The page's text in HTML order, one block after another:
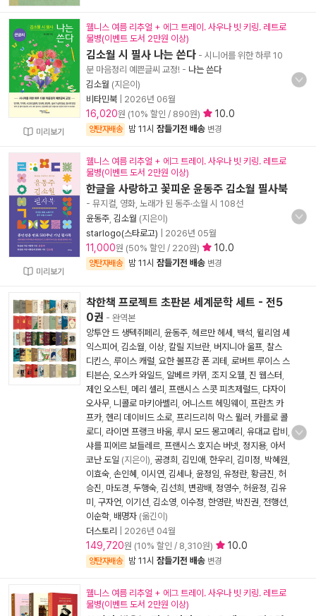
미리보기
웰니스 여름 리추얼 + 에그 트레이. 사우나 빗 키링. 레트로
물병(이벤트 도서 2만원 이상)
김소월 시 필사 나는 쓴다 - 시니어를 위한 하루 10
분 마음정리 예쁜글씨 교정! - 나는 쓴다
김소월 (지은이)
비타민북
2026년 06월
16,020원 (10% 할인 / 890원) 10.0
양탄자배송 밤 11시 잠들기전 배송 변경
미리보기
웰니스 여름 리추얼 + 에그 트레이. 사우나 빗 키링. 레트로
물병(이벤트 도서 2만원 이상)
한글을 사랑하고 꽃피운 윤동주 김소월 필사북
- 뮤지컬, 영화, 노래가 된 동주·소월 시 108선
윤동주 김소월 (지은이)
starlogo(스타로고)
2026년 05월
11,000원 (50% 할인 / 220원) 10.0
양탄자배송 밤 11시 잠들기전 배송 변경
착한책 프로젝트 초판본 세계문학 세트 - 전5
0권 - 완역본
앙투안 드 생텍쥐페리 윤동주 헤르만 헤세 백석 윌리엄 셰
익스피어 김소월 이상 칼릴 지브란, 버지니아 울프 찰스
디킨스 루이스 캐럴 요한 볼프강 폰 괴테
로버트 루이스 스
티븐슨 오스카 와일드 알베르 카뮈 조지 오웰 진 웹스터
제인 오스틴 메리 셸리 프랜시스 스콧 피츠제럴드 다자이
오사무 니콜로 마키아벨리 어니스트 헤밍웨이
프란츠 카
프카, 헨리 데이비드 소로 프리드리히 막스 뮐러 카를로 콜
로디
라이먼 프랭크 바움 루시 모드 몽고메리 유대교 랍비
샤를 피에르 보들레르 프랜시스 호지슨 버넷 정지용, 아서
코난 도일 (지은이), 공경희 김민애 한우리 김미정 박혜원
이효숙 손인혜 이시연 김세나, 윤정임 유정란, 황금진 허
승진 마도경 두행숙 김선희 변광배 정영수 허윤정 김유
미
구자언 이기선 김소영 이수정 한영란, 박진권 전행선
이순학 배명자 (옮긴이)
더스토리
2026년 04월
149,720원 (10% 할인 / 8,310원) 10.0
양탄자배송 밤 11시 잠들기전 배송 변경
웰니스 여름 리추얼 + 에그 트레이. 사우나 빗 키링. 레트로
물병(이벤트 도서 2만원 이상)